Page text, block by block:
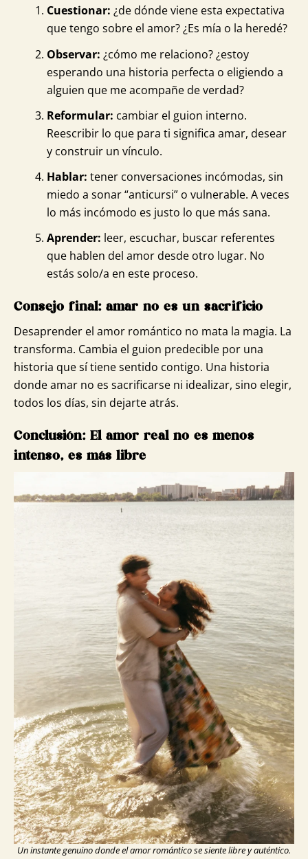
Cuestionar: ¿de dónde viene esta expectativa
que tengo sobre el amor? ¿Es mía o la heredé?
Observar: ¿cómo me relaciono? ¿estoy
esperando una historia perfecta o eligiendo a
alguien que me acompañe de verdad?
Reformular: cambiar el guion interno.
Reescribir lo que para ti significa amar, desear
y construir un vínculo.
Hablar: tener conversaciones incómodas, sin
miedo a sonar “anticursi” o vulnerable. A veces
lo más incómodo es justo lo que más sana.
Aprender: leer, escuchar, buscar referentes
que hablen del amor desde otro lugar. No
estás solo/a en este proceso.
Consejo final: amar no es un sacrificio
Desaprender el amor romántico no mata la magia. La
transforma. Cambia el guion predecible por una
historia que sí tiene sentido contigo. Una historia
donde amar no es sacrificarse ni idealizar, sino elegir,
todos los días, sin dejarte atrás.
Conclusión: El amor real no es menos
intenso, es más libre
Un instante genuino donde el amor romántico se siente libre y auténtico.